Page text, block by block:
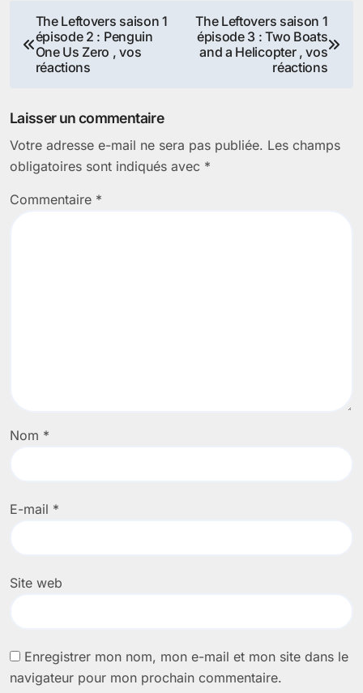
Navigation
de
The Leftovers saison 1
épisode 2 : Penguin
One Us Zero , vos
réactions
The Leftovers saison 1
épisode 3 : Two Boats
and a Helicopter , vos
réactions
Laisser un commentaire
Votre adresse e-mail ne sera pas publiée. Les champs
obligatoires sont indiqués avec *
Commentaire *
Nom *
E-mail *
Site web
Enregistrer mon nom, mon e-mail et mon site dans le
navigateur pour mon prochain commentaire.